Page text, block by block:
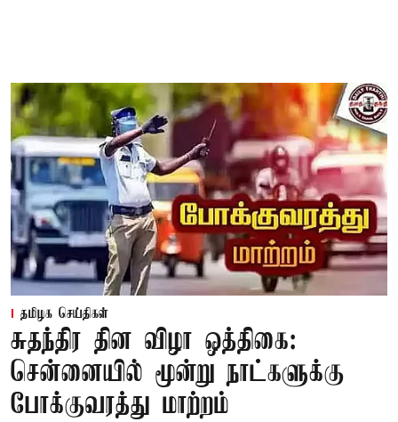
தமிழக செய்திகள்
சுதந்திர தின விழா ஒத்திகை:
சென்னையில் மூன்று நாட்களுக்கு
போக்குவரத்து மாற்றம்